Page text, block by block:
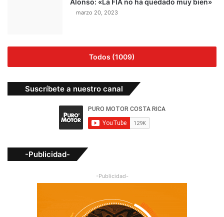
Alonso: «La FIA no ha quedado muy bien»
marzo 20, 2023
Todos (1009)
Suscríbete a nuestro canal
-Publicidad-
-Publicidad-